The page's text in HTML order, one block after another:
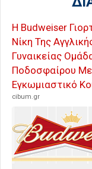
Η Budweiser
Νίκη Της
Γυναικείας
Ποδοσφαίρου
Εγκωμιαστικό
cibum.gr